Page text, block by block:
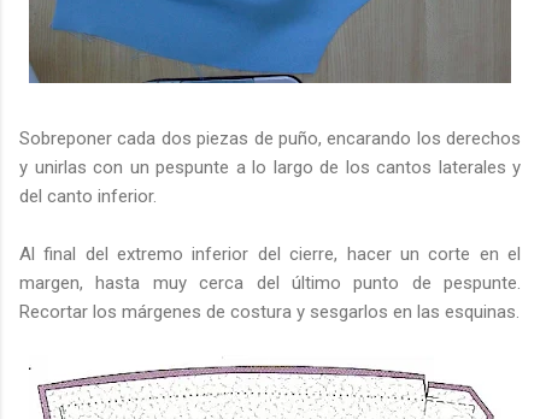
Sobreponer cada dos piezas de puño, encarando los derechos
y unirlas con un pespunte a lo largo de los cantos laterales y
del canto inferior.
Al final del extremo inferior del cierre, hacer un corte en el
margen, hasta muy cerca del último punto de pespunte.
Recortar los márgenes de costura y sesgarlos en las esquinas.